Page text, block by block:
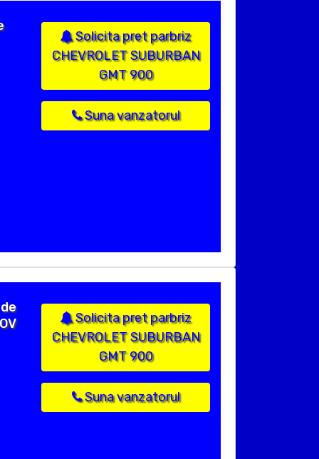
Solicita pret parbriz
CHEVROLET SUBURBAN
GMT 900
Suna vanzatorul
Solicita pret parbriz
CHEVROLET SUBURBAN
GMT 900
Suna vanzatorul